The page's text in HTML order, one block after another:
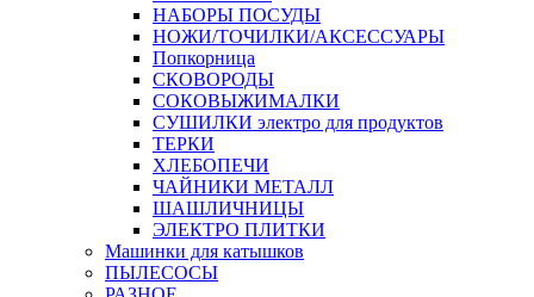
НАБОРЫ ПОСУДЫ
НОЖИ/ТОЧИЛКИ/АКСЕССУАРЫ
Попкорница
СКОВОРОДЫ
СОКОВЫЖИМАЛКИ
СУШИЛКИ электро для продуктов
ТЕРКИ
ХЛЕБОПЕЧИ
ЧАЙНИКИ МЕТАЛЛ
ШАШЛИЧНИЦЫ
ЭЛЕКТРО ПЛИТКИ
Машинки для катышков
ПЫЛЕСОСЫ